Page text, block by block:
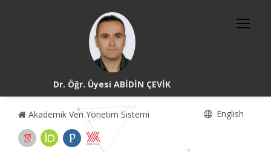
Dr. Öğr. Üyesi ABİDİN ÇEVİK
Akademik Veri Yönetim Sistemi English